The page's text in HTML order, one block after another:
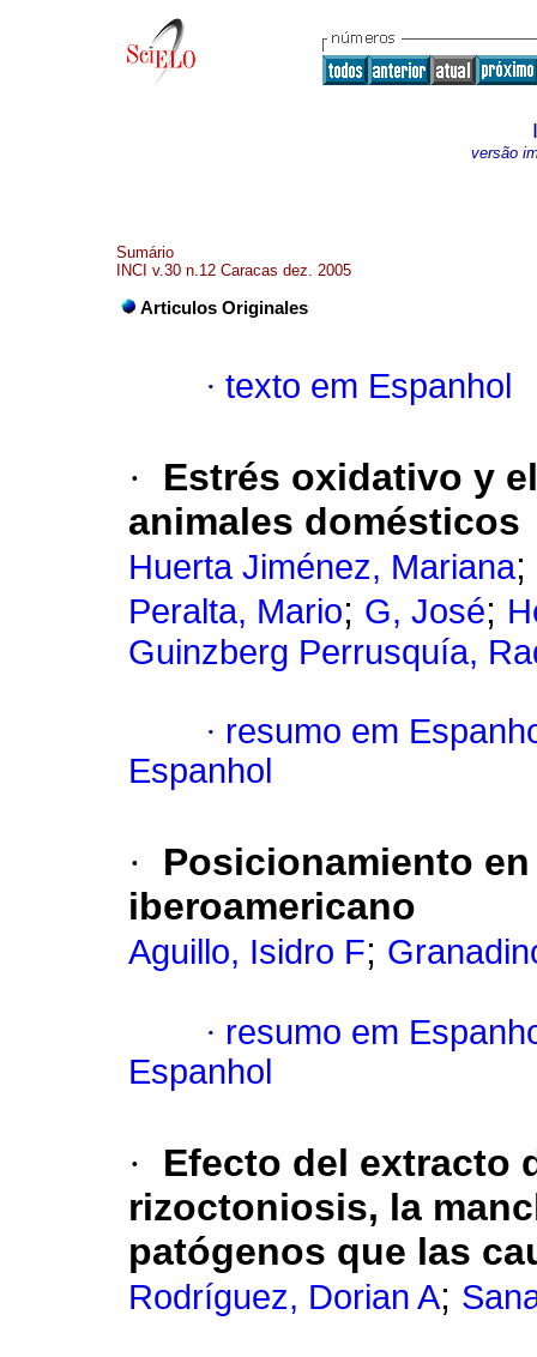
versão
Sumário
INCI v.30 n.12 Caracas dez. 2005
Articulos Originales
· texto em Espanhol
·
Estrés oxidativo y
animales domésticos
Huerta Jiménez, Mariana;
Peralta, Mario; G, José;
Guinzberg Perrusquía,
· resumo em
Espanhol
·
Posicionamiento
iberoamericano
Aguillo, Isidro F;
· resumo em
Espanhol
·
Efecto del extracto
rizoctoniosis, la
patógenos que las
Rodríguez, Dorian A;